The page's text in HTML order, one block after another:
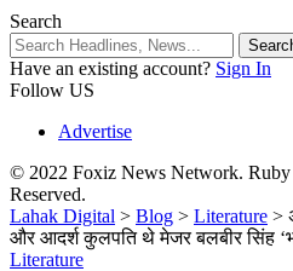
Search
Have an existing account? Sign In
Follow US
Advertise
© 2022 Foxiz News Network.
Reserved.
Lahak Digital > Blog > Literature >
और आदर्श कुलपति थे मेजर बलबीर सिंह
Literature